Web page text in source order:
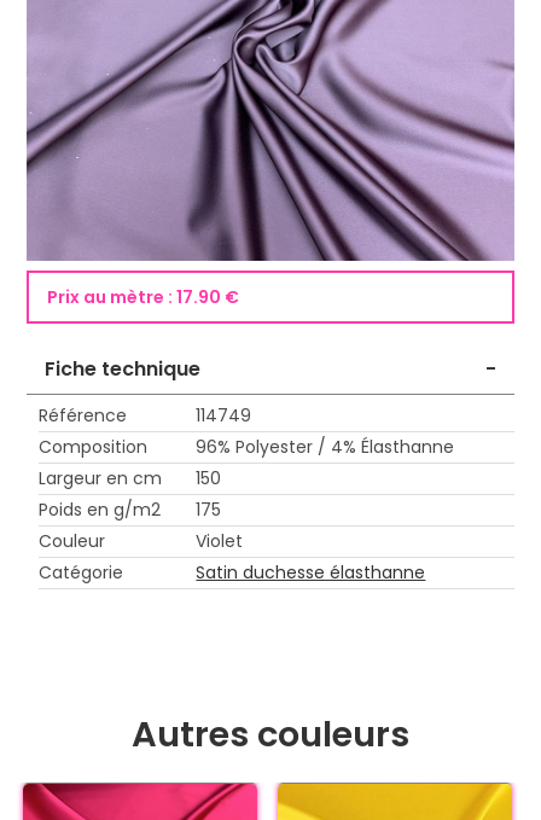
Prix au mètre :17.90 €
Fiche technique -
Référence
114749
Composition
96% Polyester / 4% Élasthanne
Largeur en cm
150
Poids en g/m2
175
Couleur
Violet
Catégorie
Satin duchesse élasthanne
Autres couleurs